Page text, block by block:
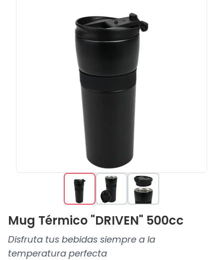
Mug Térmico "DRIVEN" 500cc
Disfruta tus bebidas siempre a la
temperatura perfecta